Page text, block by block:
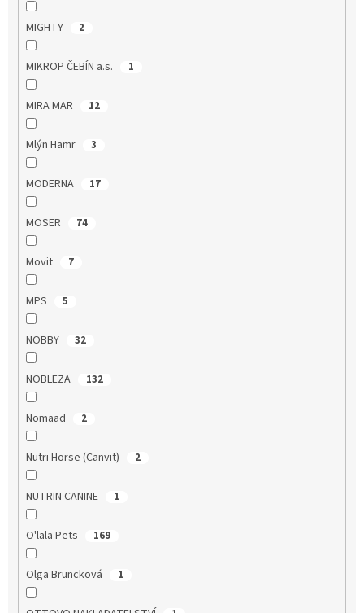
MIGHTY 2
MIKROP ČEBÍN a.s. 1
MIRA MAR 12
Mlýn Hamr 3
MODERNA 17
MOSER 74
Movit 7
MPS 5
NOBBY 32
NOBLEZA 132
Nomaad 2
Nutri Horse (Canvit) 2
NUTRIN CANINE 1
O'lala Pets 169
Olga Bruncková 1